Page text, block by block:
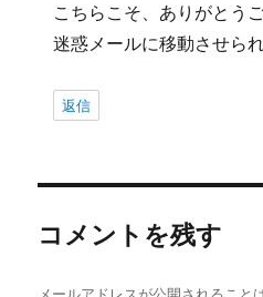
こちらこそ、ありがとう
迷惑メールに移動させら
返信
コメントを残す